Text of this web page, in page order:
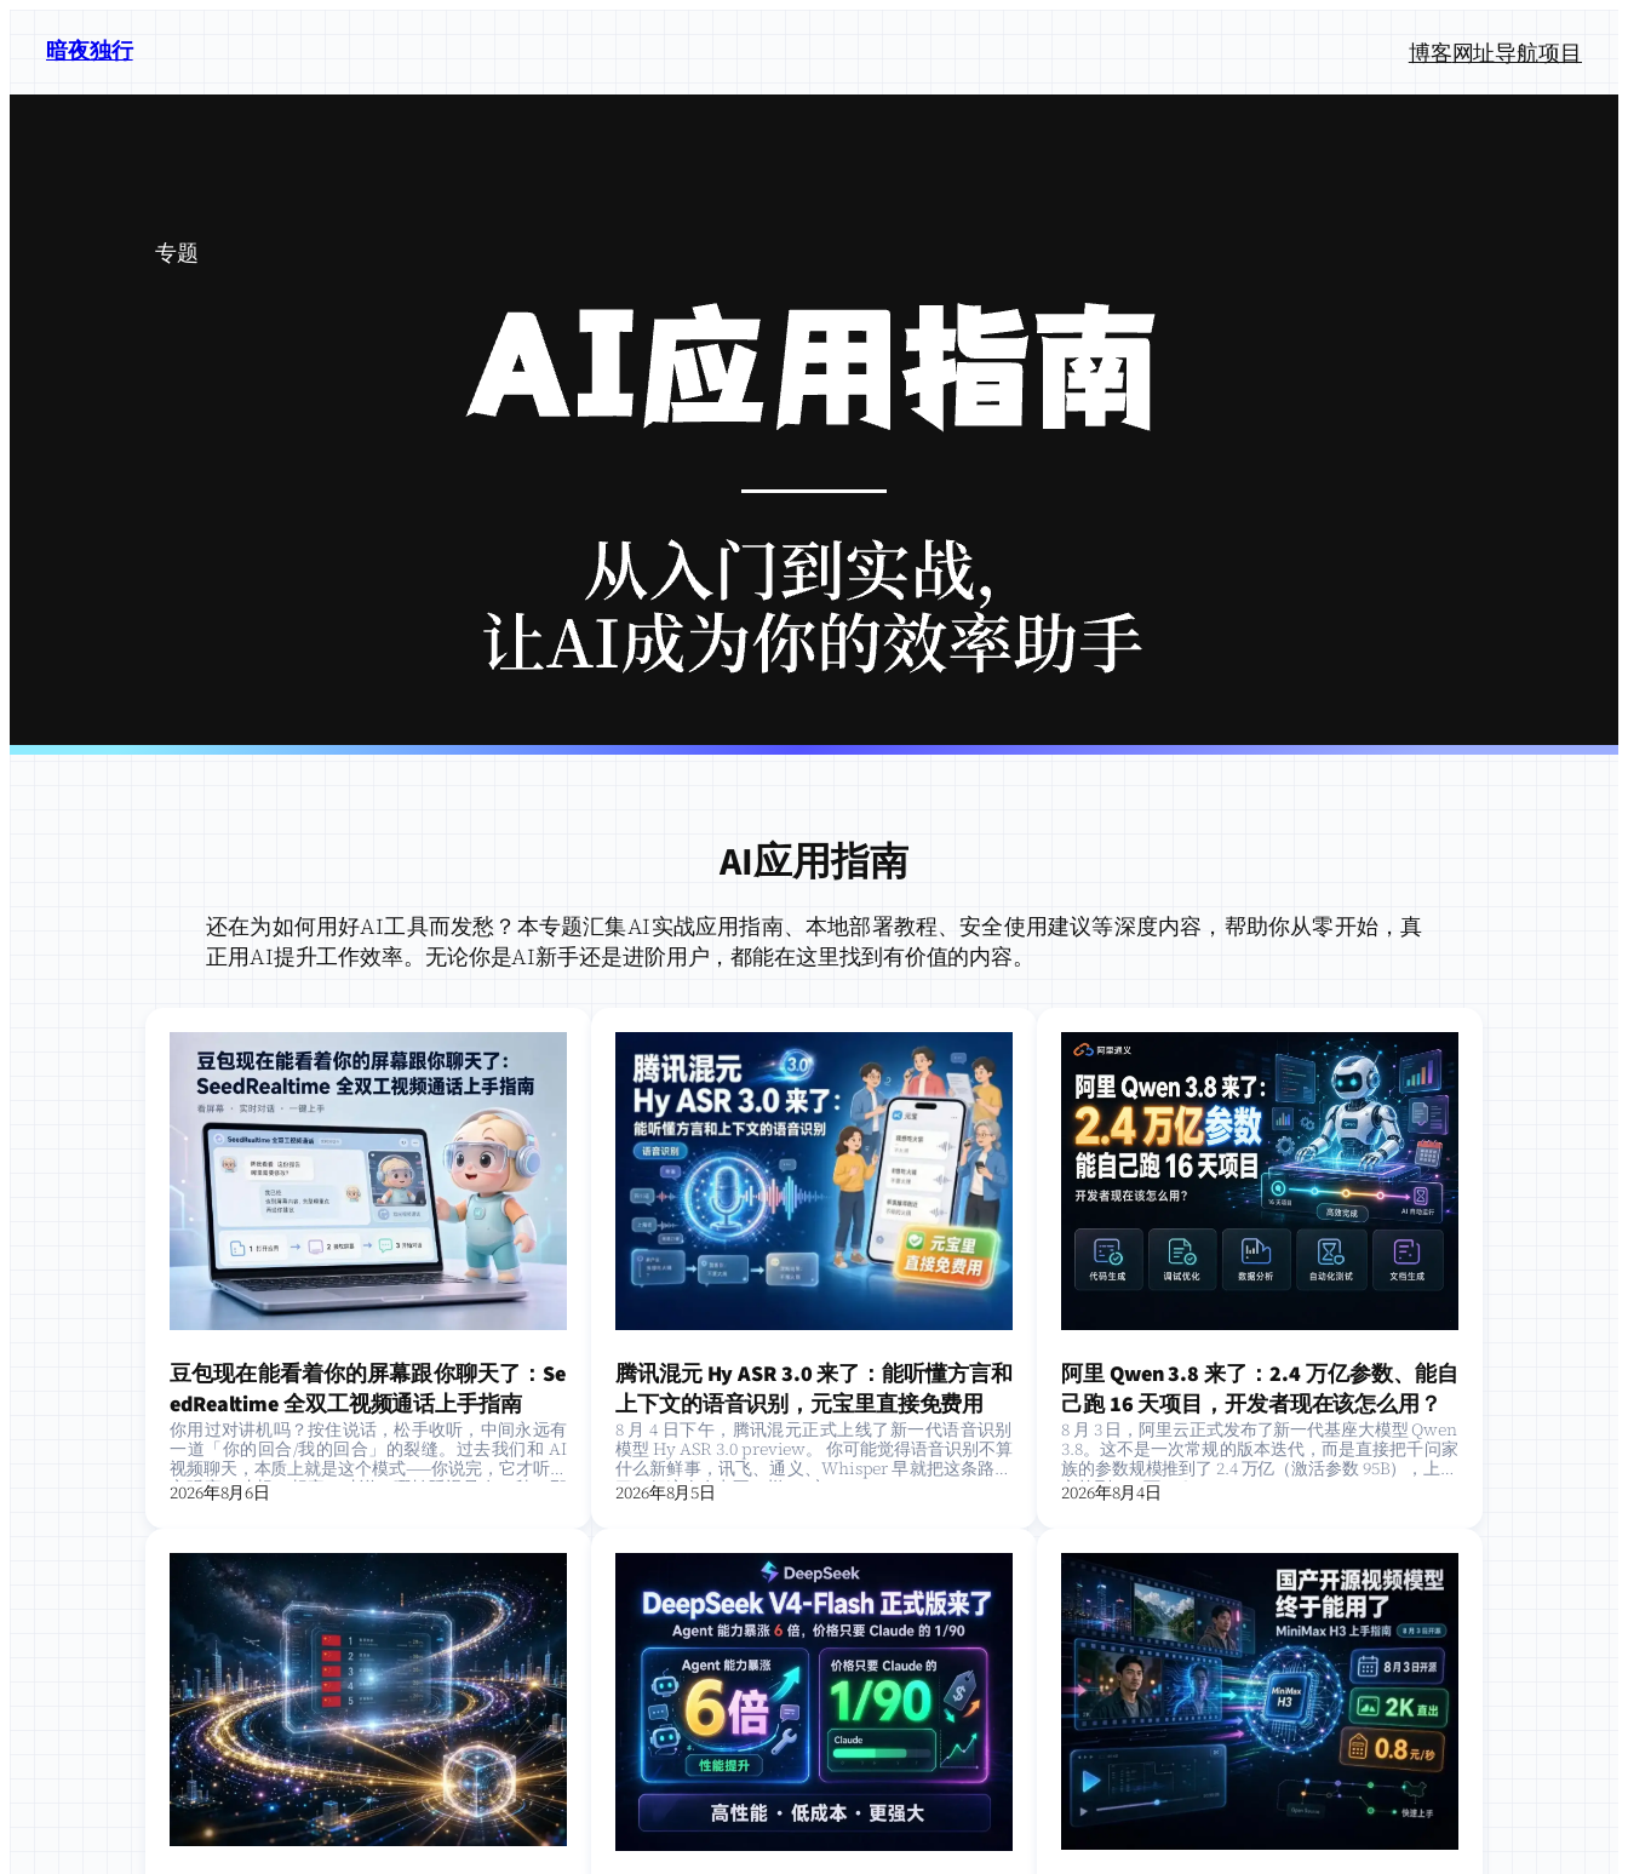
暗夜独行 博客网址导航项目
专题
AI应用指南
还在为如何用好AI工具而发愁？本专题汇集AI实战应用指南、本地部署教程、安全使用建议等深度内容，帮助你从零开始，真
正用AI提升工作效率。无论你是AI新手还是进阶用户，都能在这里找到有价值的内容。
豆包现在能看着你的屏幕跟你聊天了：Se
edRealtime 全双工视频通话上手指南
你用过对讲机吗？按住说话，松手收听，中间永远有
一道「你的回合/我的回合」的裂缝。过去我们和 AI
视频聊天，本质上就是这个模式——你说完，它才听；
它听完，才想；想完，才说。哪怕延迟只有一秒，那
股「跟机…
2026年8月6日
腾讯混元 Hy ASR 3.0 来了：能听懂方言和
上下文的语音识别，元宝里直接免费用
8 月 4 日下午，腾讯混元正式上线了新一代语音识别
模型 Hy ASR 3.0 preview。 你可能觉得语音识别不算
什么新鲜事，讯飞、通义、Whisper 早就把这条路走
了。但这次有点不一样——它…
2026年8月5日
阿里 Qwen 3.8 来了：2.4 万亿参数、能自
己跑 16 天项目，开发者现在该怎么用？
8 月 3 日，阿里云正式发布了新一代基座大模型 Qwen
3.8。这不是一次常规的版本迭代，而是直接把千问家
族的参数规模推到了 2.4 万亿（激活参数 95B），上下
文拉到 100 万 Tokens…
2026年8月4日